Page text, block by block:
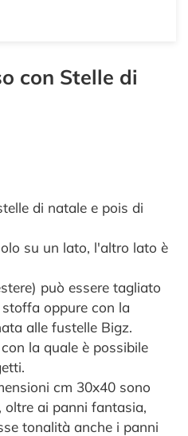
con Stelle di
di natale e pois di
su un lato, l'altro lato è
può essere tagliato
oppure con la
alle fustelle Bigz.
la quale è possibile
cm 30x40 sono
ai panni fantasia,
tonalità anche i panni